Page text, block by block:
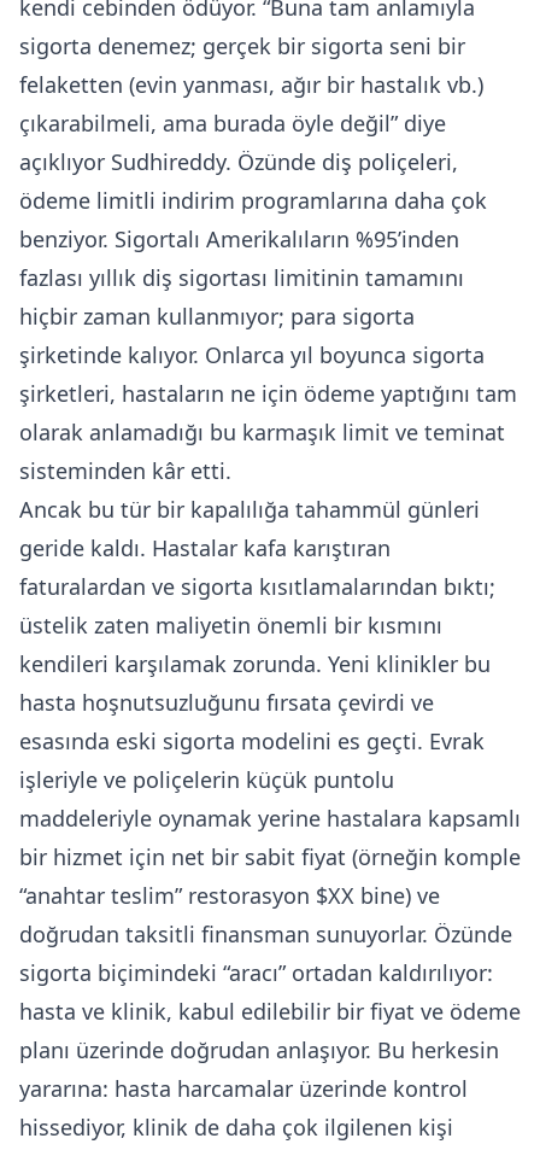
kendi cebinden ödüyor. “Buna tam anlamıyla
sigorta denemez; gerçek bir sigorta seni bir
felaketten (evin yanması, ağır bir hastalık vb.)
çıkarabilmeli, ama burada öyle değil” diye
açıklıyor Sudhireddy. Özünde diş poliçeleri,
ödeme limitli indirim programlarına daha çok
benziyor. Sigortalı Amerikalıların %95’inden
fazlası yıllık diş sigortası limitinin tamamını
hiçbir zaman kullanmıyor; para sigorta
şirketinde kalıyor. Onlarca yıl boyunca sigorta
şirketleri, hastaların ne için ödeme yaptığını tam
olarak anlamadığı bu karmaşık limit ve teminat
sisteminden kâr etti.
Ancak bu tür bir kapalılığa tahammül günleri
geride kaldı. Hastalar kafa karıştıran
faturalardan ve sigorta kısıtlamalarından bıktı;
üstelik zaten maliyetin önemli bir kısmını
kendileri karşılamak zorunda. Yeni klinikler bu
hasta hoşnutsuzluğunu fırsata çevirdi ve
esasında eski sigorta modelini es geçti. Evrak
işleriyle ve poliçelerin küçük puntolu
maddeleriyle oynamak yerine hastalara kapsamlı
bir hizmet için net bir sabit fiyat (örneğin komple
“anahtar teslim” restorasyon $XX bine) ve
doğrudan taksitli finansman sunuyorlar. Özünde
sigorta biçimindeki “aracı” ortadan kaldırılıyor:
hasta ve klinik, kabul edilebilir bir fiyat ve ödeme
planı üzerinde doğrudan anlaşıyor. Bu herkesin
yararına: hasta harcamalar üzerinde kontrol
hissediyor, klinik de daha çok ilgilenen kişi